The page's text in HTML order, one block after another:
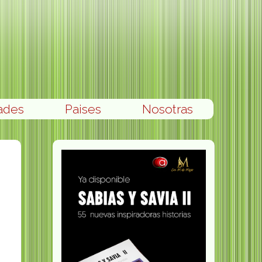
Nosotras
Paises